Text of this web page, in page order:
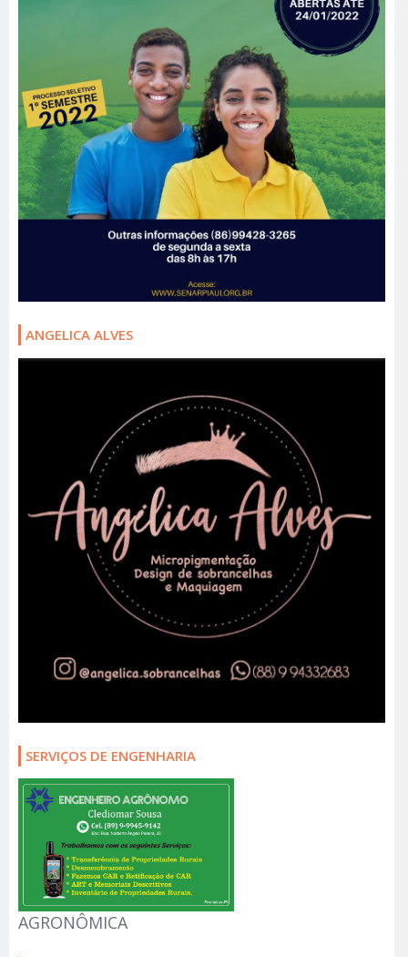
ANGELICA ALVES
SERVIÇOS DE ENGENHARIA
AGRONÔMICA